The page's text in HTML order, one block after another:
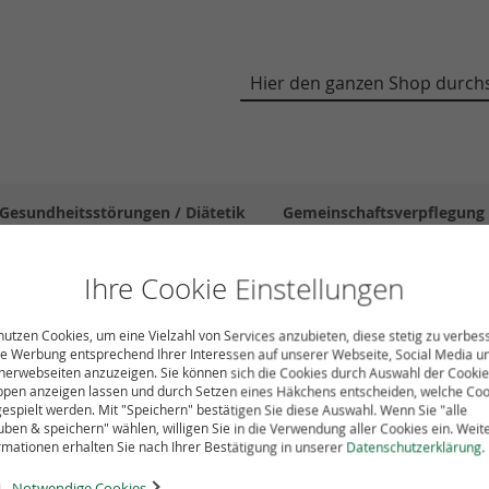
Suche
/ Diätetik Gemeinschaftsverpflegung
Vitamin
2,49 €
Ihre Cookie Einstellungen
Cookies, um eine Vielzahl von Services anzubieten, diese stetig zu
Werbung entsprechend Ihrer Interessen auf unserer Webseite, Social Media
anzuzeigen. Sie können sich die Cookies durch Auswahl der
anzeigen lassen und durch Setzen eines Häkchens entscheiden, welche
werden. Mit "Speichern" bestätigen Sie diese Auswahl. Wenn Sie "alle
& speichern" wählen, willigen Sie in die Verwendung aller Cookies ein.
erhalten Sie nach Ihrer Bestätigung in unserer Datenschutzerklärung.